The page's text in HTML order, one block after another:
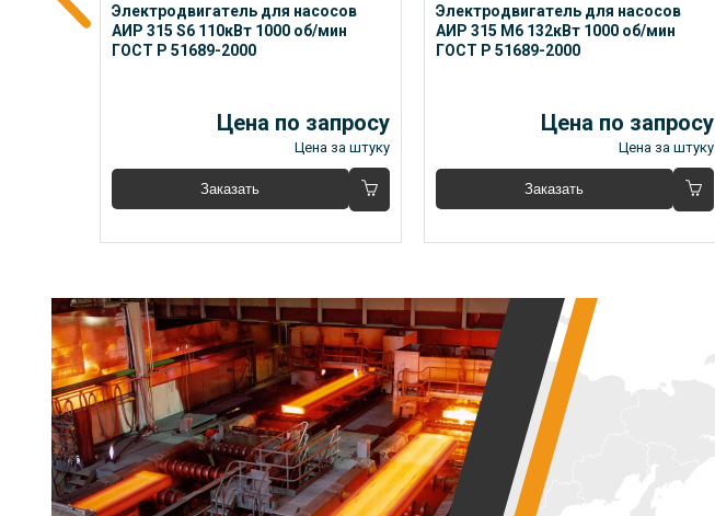
Электродвигатель для насосов
АИР 315 S6 110кВт 1000 об/мин
ГОСТ Р 51689-2000
Цена по запросу
Цена за штуку
Заказать
Электродвигатель для насосов
АИР 315 М6 132кВт 1000 об/мин
ГОСТ Р 51689-2000
Цена по запросу
Цена за штуку
Заказать